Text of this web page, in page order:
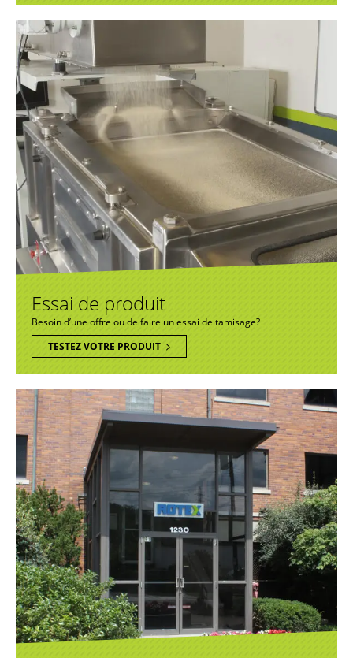
Essai de produit
Besoin d’une offre ou de faire un essai de tamisage?
TESTEZ VOTRE PRODUIT